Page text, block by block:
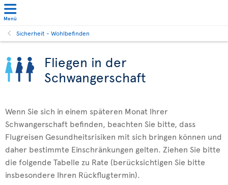
Menü
Sicherheit - Wohlbefinden
Fliegen in der
Schwangerschaft
Wenn Sie sich in einem späteren Monat Ihrer
Schwangerschaft befinden, beachten Sie bitte, dass
Flugreisen Gesundheitsrisiken mit sich bringen können und
daher bestimmte Einschränkungen gelten. Ziehen Sie bitte
die folgende Tabelle zu Rate (berücksichtigen Sie bitte
insbesondere Ihren Rückflugtermin).